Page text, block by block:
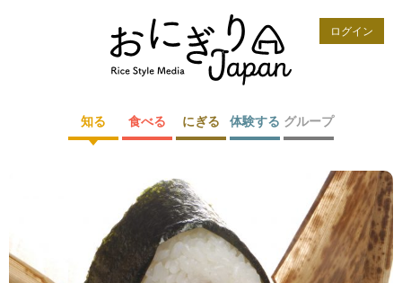
ログイン
知る 食べる にぎる 体験する グループ